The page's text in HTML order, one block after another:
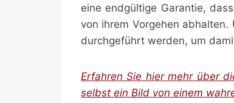
eine endgültige Garantie,
von ihrem Vorgehen
durchgeführt werden, um
Erfahren Sie hiermehr über
selbst ein Bild von einem